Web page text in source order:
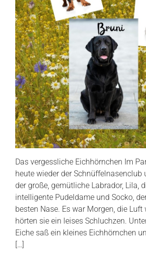
Das vergessliche Eichhörnchen Im
heute wieder der Schnüffelnasenclub
der große, gemütliche Labrador, Lila,
intelligente Pudeldame und Socko,
besten Nase. Es war Morgen, die Luft
hörten sie ein leises Schluchzen.
Eiche saß ein kleines Eichhörnchen
[…]